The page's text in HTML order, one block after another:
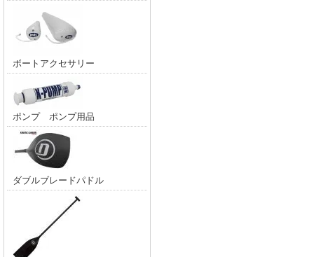
ボートアクセサリー
ポンプ ポンプ用品
ダブルブレードパドル